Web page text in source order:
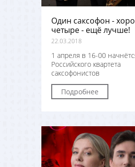
Один саксофон -
четыре - ещё лучше!
22.03.2018
1 апреля в 16-00
Российского квартета
саксофонистов
Подробнее